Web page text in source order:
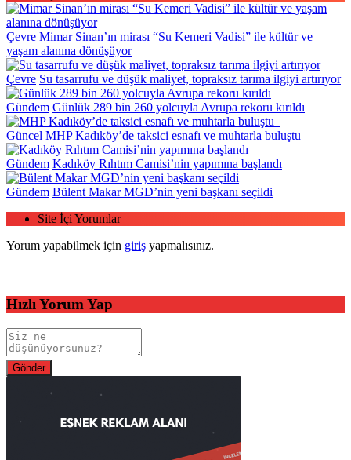
Çevre Mimar Sinan’ın mirası “Su Kemeri Vadisi” ile kültür ve
yaşam alanına dönüşüyor
Çevre Su tasarrufu ve düşük maliyet, topraksız tarıma ilgiyi artırıyor
Gündem Günlük 289 bin 260 yolcuyla Avrupa rekoru kırıldı
Güncel MHP Kadıköy’de taksici esnafı ve muhtarla buluştu
Gündem Kadıköy Rıhtım Camisi’nin yapımına başlandı
Gündem Bülent Makar MGD’nin yeni başkanı seçildi
Site İçi Yorumlar
Yorum yapabilmek için giriş yapmalısınız.
Hızlı Yorum Yap